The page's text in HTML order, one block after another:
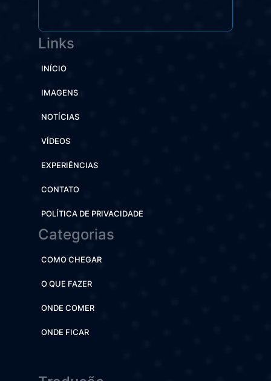
Links
INÍCIO
IMAGENS
NOTÍCIAS
VÍDEOS
EXPERIÊNCIAS
CONTATO
POLÍTICA DE PRIVACIDADE
Categorias
COMO CHEGAR
O QUE FAZER
ONDE COMER
ONDE FICAR